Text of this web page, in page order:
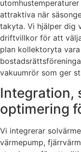
attraktiva när
takyta. Vi hjälper dig
driftvillkor för att
plan kollektoryta
vakuumrör som ger
Integration,
optimering
Vi integrerar
värmepump,